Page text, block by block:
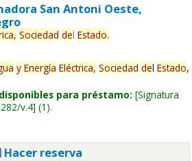
San Antoni Oeste,
Sociedad del Estado.
y Energía Eléctrica, Sociedad del Estado,
para préstamo: Signatura
v.4 (1).
Hacer reserva